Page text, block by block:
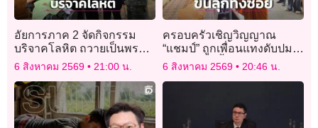
อัยการภาค 2 จัดกิจกรรม
บริจาคโลหิต ถวายเป็นพระ
ราชกุศลฯ พร้อมเปิดให้
งานของพระองค์ภา
6 สิงหาคม 2569 21:00 น.
ครอบครัวเชิญวิญญาณ
“แชมป์” ถูกเพื่อนแทงดับปม
รักสามเส้า จี้ ตร. เร่งล่าตัว
6 สิงหาคม 2569 20:46 น.